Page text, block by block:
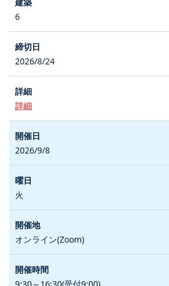
6
2026/8/24
詳細
2026/9/8
火
オンライン(Zoom)